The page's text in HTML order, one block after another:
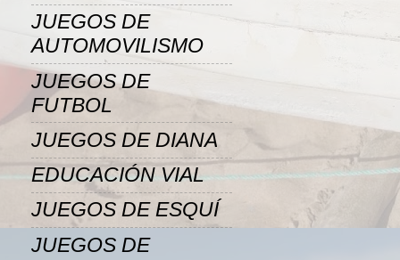
JUEGOS DE
AUTOMOVILISMO
JUEGOS DE
FUTBOL
JUEGOS DE DIANA
EDUCACIÓN VIAL
JUEGOS DE ESQUÍ
JUEGOS DE